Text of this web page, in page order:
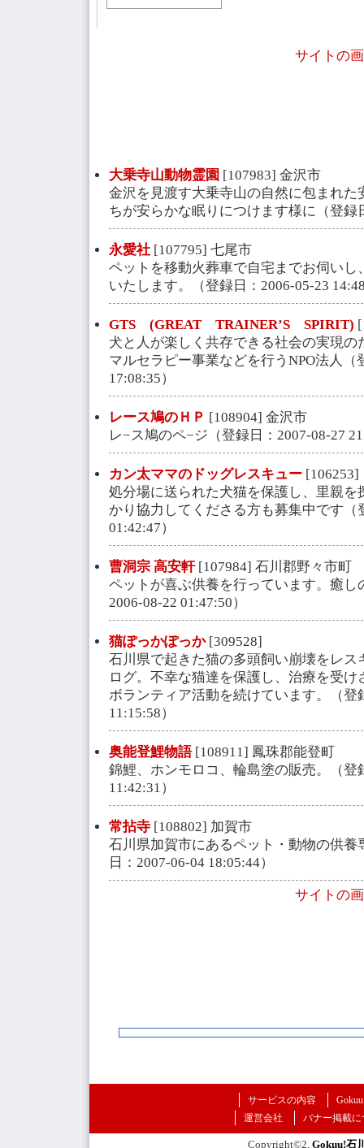
サイトの
大乗寺山動物霊園 [107983] 金沢市
金沢を見渡す大乗寺山の自然に包まれた
ちが安らかな眠りにつけます様に（登録
永愛社 [107795] 七尾市
ペットを移動火葬車で自宅までお伺いし
いたします。（登録日：2006-05-23
GTS (GREAT TRAINER’S SPIRIT)
犬と人が楽しく共存できる社会の実現
マルセラピー事業などを行うNPO法人（
17:08:35）
レース鳩のＨＰ [108904] 金沢市
レ−ス鳩のペ−ジ（登録日：2007-08-27
カン太ママのドッグレスキュー [106253]
処分場に送られた犬猫を保護し、里親を
かり協力してくださる方も募集中です（
01:42:47）
曹洞宗 高安軒[107984] 石川郡野々市町
ペットが喜ぶ供養を行っています。癒し
2006-08-22 01:47:50）
猫ぽっかぽっか[309528]
石川県で起きた猫の多頭飼い崩壊をレス
ログ。不幸な猫達を保護し、治療を受
ボランティア活動を続けています。（登
11:15:58）
奥能登鯉物語[108911] 鳳珠郡能登町
錦鯉、ホンモロコ、輪島塗の販売。（登
11:42:31）
常拈寺 [108802] 加賀市
石川県加賀市にあるペット・動物の供養
日：2007-06-04 18:05:44）
サイトの
サービスの内容
運営会社
バナー掲載に
Copyright©2. Gokuu!石